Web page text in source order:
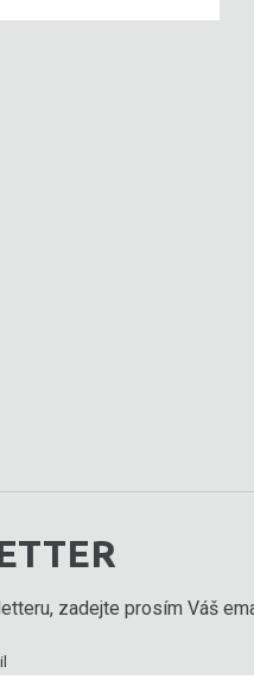
zadejte prosím Váš